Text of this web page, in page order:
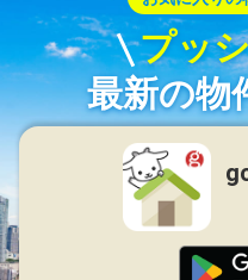
プッ
最新の物